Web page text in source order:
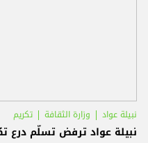
نبيلة عواد وزارة الثقافة تكريم
نبيلة عواد ترفض تسلّم درع